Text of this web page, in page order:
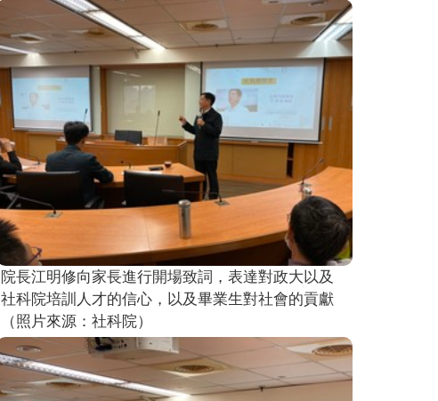
院長江明修向家長進行開場致詞，表達對政大以及
社科院培訓人才的信心，以及畢業生對社會的貢獻
（照片來源：社科院）